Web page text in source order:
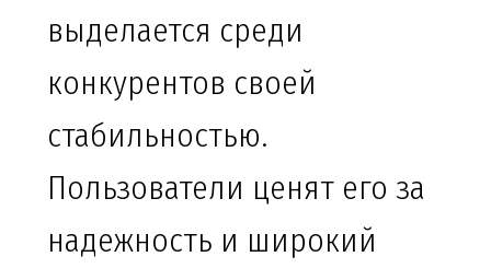
выделается среди
конкурентов своей
стабильностью.
Пользователи ценят его за
надежность и широкий